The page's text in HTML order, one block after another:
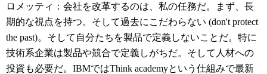
ロメッティ：会社を改革するのは、私の任務だ。まず、長
期的な視点を持つ。そして過去にこだわらない (don't protect
the past)。そして自分たちを製品で定義しないことだ。特に
技術系企業は製品や競合で定義しがちだ。そして人材への
投資も必要だ。IBMではThink academyという仕組みで最新